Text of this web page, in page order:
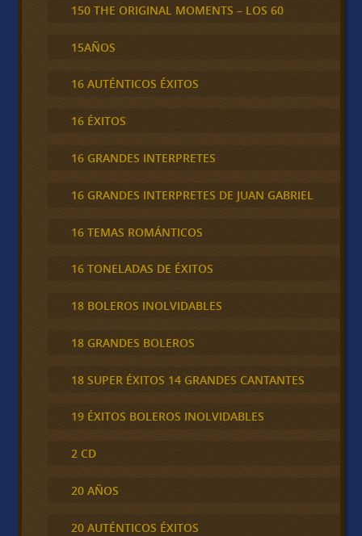
150 THE ORIGINAL MOMENTS – LOS 60
15AÑOS
16 AUTÉNTICOS ÉXITOS
16 ÉXITOS
16 GRANDES INTERPRETES
16 GRANDES INTERPRETES DE JUAN GABRIEL
16 TEMAS ROMÁNTICOS
16 TONELADAS DE ÉXITOS
18 BOLEROS INOLVIDABLES
18 GRANDES BOLEROS
18 SUPER ÉXITOS 14 GRANDES CANTANTES
19 ÉXITOS BOLEROS INOLVIDABLES
2 CD
20 AÑOS
20 AUTÉNTICOS ÉXITOS